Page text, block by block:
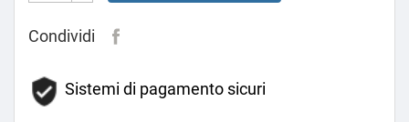
Condividi
Sistemi di pagamento sicuri